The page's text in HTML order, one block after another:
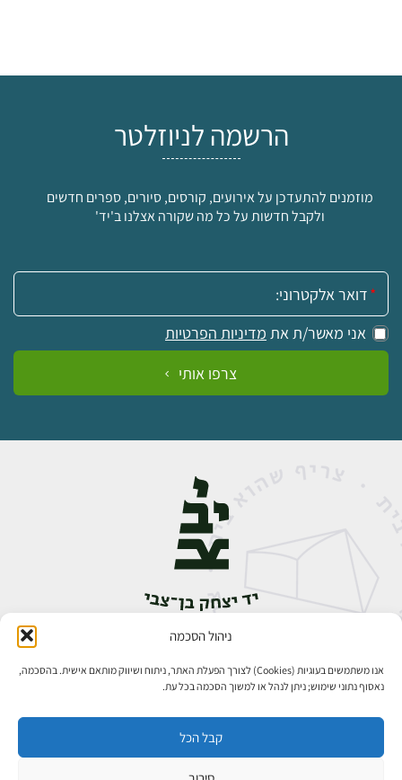
ניהול הסכמה
אנו משתמשים בעוגיות (Cookies) לצורך הפעלת האתר, ניתוח ושיווק מותאם אישית. בהסכמה,
נאסוף נתוני שימוש; ניתן לנהל או למשוך הסכמה בכל עת.
קבל הכל
הרשמה לניוזלטר
מוזמנים להתעדכן על אירועים, קורסים, סיורים, ספרים חדשים
ולקבל חדשות על כל מה שקורה אצלנו ב'יד'
אימייל:
אני מאשר/ת את מדיניות הפרטיות
צרפו אותי
אבן גבירול 14, רחביה, ירושלים